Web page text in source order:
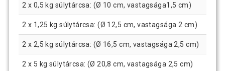
2 x 0,5 kg súlytárcsa: (Ø 10 cm, vastagsága1,5 cm)
2 x 1,25 kg súlytárcsa: (Ø 12,5 cm, vastagsága 2 cm)
2 x 2,5 kg súlytárcsa: (Ø 16,5 cm, vastagsága 2,5 cm)
2 x 5 kg súlytárcsa: (Ø 20,8 cm, vastagsága 2,5 cm)